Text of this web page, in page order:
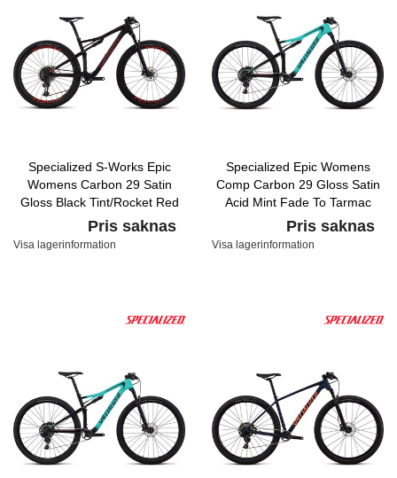
Specialized S-Works Epic
Womens Carbon 29 Satin
Gloss Black Tint/Rocket Red
Acid Purple Fade
Pris saknas
Visa lagerinformation
Specialized Epic Womens
Comp Carbon 29 Gloss Satin
Acid Mint Fade To Tarmac
Black/Acid Pink
Pris saknas
Visa lagerinformation